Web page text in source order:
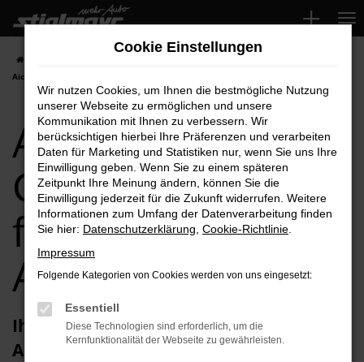
Zum
Hauptinhalt
springen
Aichach Top-Angebote
Audi TT
Gebrauchtwagen
für Aichach Top-
Angebote
Ihren Audi TT Gebrauchtwagen für
Aichach erhalten Sie im Autohaus
Cookie Einstellungen
Wir nutzen Cookies, um Ihnen die bestmögliche Nutzung
unserer Webseite zu ermöglichen und unsere
Kommunikation mit Ihnen zu verbessern. Wir
berücksichtigen hierbei Ihre Präferenzen und verarbeiten
Daten für Marketing und Statistiken nur, wenn Sie uns Ihre
Einwilligung geben. Wenn Sie zu einem späteren
Zeitpunkt Ihre Meinung ändern, können Sie die
Einwilligung jederzeit für die Zukunft widerrufen. Weitere
Informationen zum Umfang der Datenverarbeitung finden
Sie hier: Datenschutzerklärung Cookie-Richtlinie
Impressum
Folgende Kategorien von Cookies werden von uns eingesetzt:
Essentiell
Diese Technologien sind erforderlich, um die
Kernfunktionalität der Webseite zu gewährleisten.